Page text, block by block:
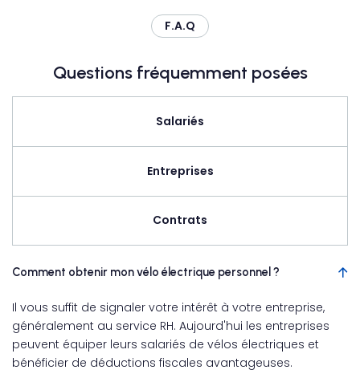
F.A.Q
Questions fréquemment posées
Salariés
Entreprises
Contrats
Comment obtenir mon vélo électrique personnel ?
Il vous suffit de signaler votre intérêt à votre entreprise,
généralement au service RH. Aujourd'hui les entreprises
peuvent équiper leurs salariés de vélos électriques et
bénéficier de déductions fiscales avantageuses.